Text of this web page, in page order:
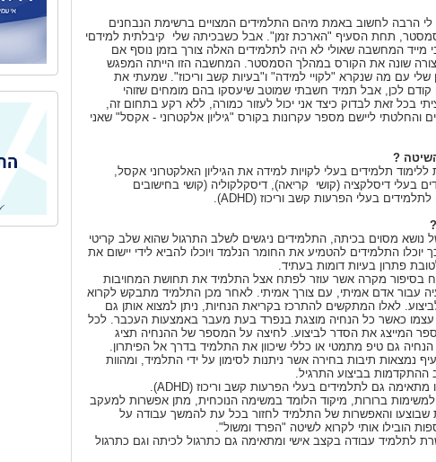
לי הרבה לחשוב באמת מיהם התלמידים המצויים ברשימת הנבחנים
תחת הסעיף "הארכת זמן". אבל כשבכיתה שלי קיבלתית למידםי
מייד המחשבה שאולי לא היה לתלמידים האלה צורך בזמן נוסף אם
שונה את הקורס במהלך הסמסטר. המחשבה הזו הייתה המפגש
שלי עם מה שנקרא "לקויי למידה" ו"בעיות קשב וריכוז". שמעתי את
קודם לכן, אבל תמיד חשבתי שמוטב שיעסקו בהם מומחים שזוהי
בכל זאת לבדוק כיצד אני יכול לעזור כמורה, ללא רקע בתחום זה,
והחלטתי ליישם מספר עקרונות בקורס "גיליון אלקטרוני - אקסל" שאני
?
תלמידים בעלי לקויות למידה את הגיליון האלקטרוני אקסל,
בעלי דיסלקציה (קושי קריאה), דיסקלקוליה (קושי בחישובים
בעלי הפרעות קשב וריכוז (ADHD
).
נושא מסוים בכיתה, התלמידים ניגשים לשלב התרגול שהוא שלב קריטי
יוכלו התלמידים להטמיע את החומר הנלמד ויוכלו להביא לידי יישום את
פתרון בעיות דומות בעתיד.
בסיפור מקרה אשר עוזר לפתח אצל התלמיד את תחושת המחויבות
עבור אדם אמיתי, עם צורך אמיתי. לאחר מכן התלמיד מתבקש לקרוא
לאלו המתקשים להתרכז בקריאת הנחיות, ניתן למצוא אותן גם
עצמו כאשר כל הנחיה מוצגת בנפרד בעת מעבר באמצעות העכבר. לכל
המייצג את הסדר לביצוע. לחיצה על המספר של ההנחיה תציג
הנחיה גם טיפ מתמטי או כללי שיכוון את התלמיד בדרך אל הפיתרון.
נמצאות תיבות בחירה אשר ניתנות לסימון על ידי התלמיד, ומהוות
בביצוע התרגיל.
מתאימה גם לתלמידים בעלי הפרעות קשב וריכוז (ADHD
).
למשימות ברורות, מיקוד הלומד במשימה הנוכחית, מתן אפשרות למעקב
שבוצעו והאפשרות של התלמיד לחזור בכל עת להמשך עבודה על
הובילו אותי לקרוא לשיטה "הפרד ומשול".
לתלמיד עבודה בקצב אישי ומתאימה גם כתרגול לכיתה וגם כתרגול